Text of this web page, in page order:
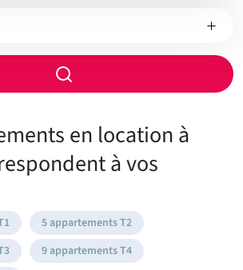
chambres
chauffage
Rayon
de
en location à
à vos
5 appartements T2
9 appartements T4